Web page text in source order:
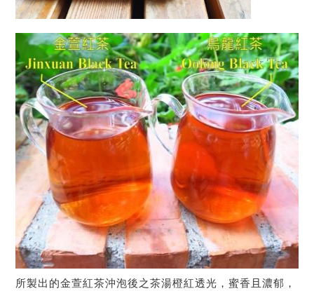
所製出的金萱紅茶沖泡後之茶湯橙紅透光，蜜香且濃郁，